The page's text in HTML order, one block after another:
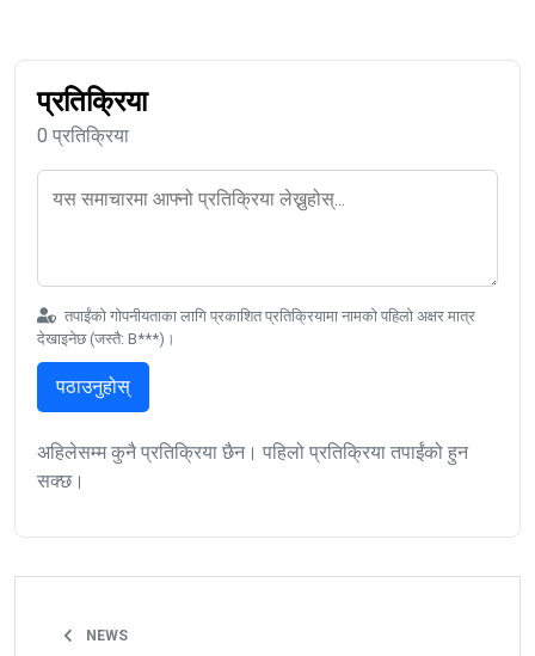
प्रतिक्रिया
0 प्रतिक्रिया
तपाईंको गोपनीयताका लागि प्रकाशित प्रतिक्रियामा नामको पहिलो अक्षर मात्र
देखाइनेछ (जस्तै: B***)।
पठाउनुहोस्
अहिलेसम्म कुनै प्रतिक्रिया छैन। पहिलो प्रतिक्रिया तपाईंको हुन
सक्छ।
NEWS